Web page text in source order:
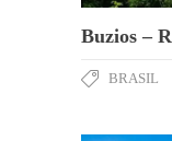
Buzios –
BRASIL